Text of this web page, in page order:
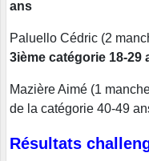
ans
Paluello Cédric (2
3ième catégorie 18-29
Mazière Aimé (1
de la catégorie 40-49
Résultats